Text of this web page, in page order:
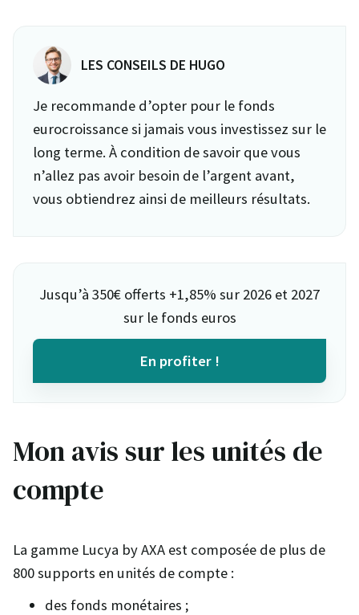
LES CONSEILS DE HUGO
Je recommande d’opter pour le fonds
eurocroissance si jamais vous investissez sur le
long terme. À condition de savoir que vous
n’allez pas avoir besoin de l’argent avant,
vous obtiendrez ainsi de meilleurs résultats.
Jusqu’à 350€ offerts +1,85% sur 2026 et 2027
sur le fonds euros
En profiter !
Mon avis sur les unités de
compte
La gamme Lucya by AXA est composée de plus de
800 supports en unités de compte :
des fonds monétaires ;